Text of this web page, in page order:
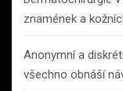
znamének a
Anonymní a
všechno obnáší